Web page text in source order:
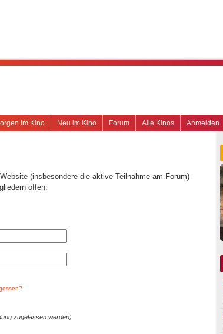
Anmelden
Alle Kinos
Forum
Neu im Kino
im Kino
(insbesondere die aktive Teilnahme am Forum)
offen.
zugelassen werden)